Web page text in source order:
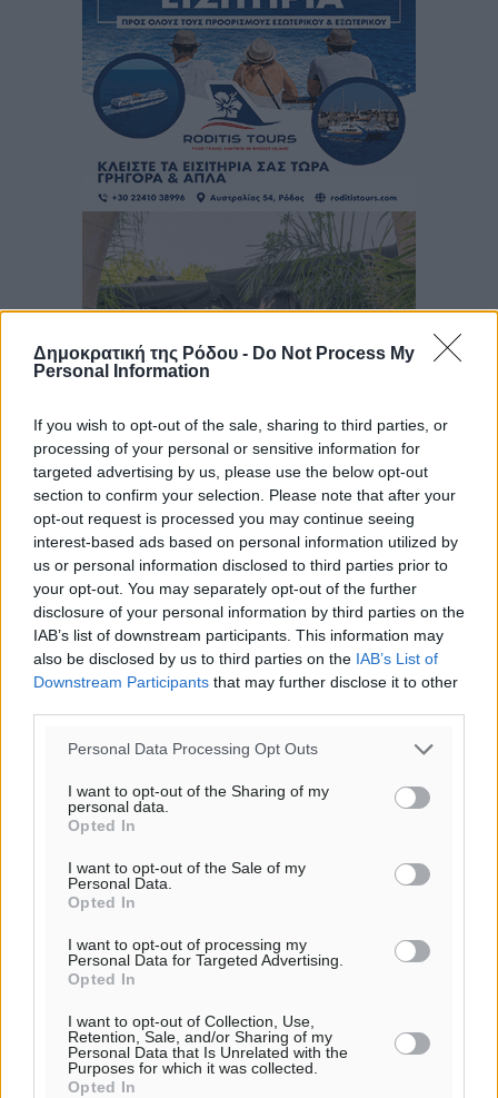
Δημοκρατική της Ρόδου - Do Not Process My
Personal Information
If you wish to opt-out of the sale, sharing to third parties, or
processing of your personal or sensitive information for
targeted advertising by us, please use the below opt-out
section to confirm your selection. Please note that after your
opt-out request is processed you may continue seeing
interest-based ads based on personal information utilized by
us or personal information disclosed to third parties prior to
your opt-out. You may separately opt-out of the further
disclosure of your personal information by third parties on the
IAB’s list of downstream participants. This information may
also be disclosed by us to third parties on the IAB’s List of
Downstream Participants that may further disclose it to other
Personal Data Processing Opt Outs
I want to opt-out of the Sharing of my
personal data.
Opted In
I want to opt-out of the Sale of my
Personal Data.
Opted In
I want to opt-out of processing my
Personal Data for Targeted Advertising.
Opted In
I want to opt-out of Collection, Use,
Retention, Sale, and/or Sharing of my
Personal Data that Is Unrelated with the
Purposes for which it was collected.
Opted In
Ροή ειδήσεων
αναχωρούν από Πειραιά, Ραφήνα και Λαύριο
Ειδήσεις• πριν 5 ώρες
Τι αλλάζει το χωροταξικό στις τουριστικές επενδύσεις
Τοπικές Ειδήσεις
ΥΠΑΑΤ: 12,5 εκατ. ευρώ στις 13 Περιφέρειες για μέτρα
βιοασφάλειας